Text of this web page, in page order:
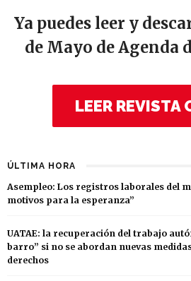
Ya puedes leer y
de Mayo de Agenda
LEER REVISTA
ÚLTIMA HORA
Asempleo: Los registros laborales del
motivos para la esperanza”
UATAE: la recuperación del trabajo
barro” si no se abordan nuevas
derechos